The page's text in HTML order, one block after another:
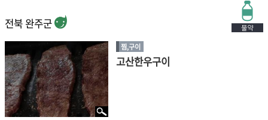
전북 완주군
찜,구이
고산한우구이